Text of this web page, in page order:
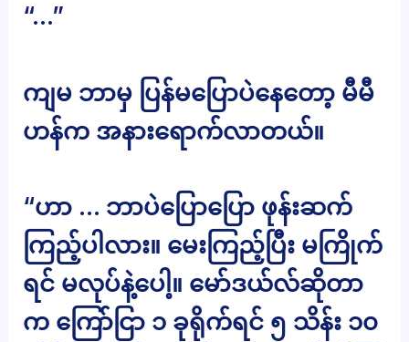
“…”
ကျမ ဘာမှ ပြန်မပြောပဲနေတော့ မီမီ
ဟန်က အနားရောက်လာတယ်။
“ဟာ … ဘာပဲပြောပြော ဖုန်းဆက်
ကြည့်ပါလား။ မေးကြည့်ပြီး မကြိုက်
ရင် မလုပ်နဲ့ပေါ့။ မော်ဒယ်လ်ဆိုတာ
က ကြော်ငြာ ၁ ခုရိုက်ရင် ၅ သိန်း ၁၀